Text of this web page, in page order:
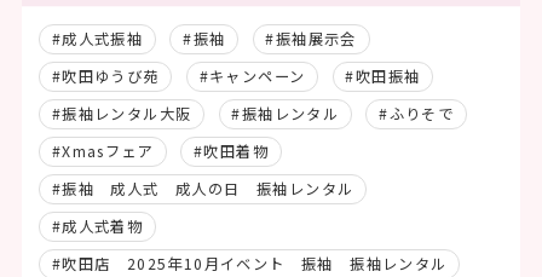
#成人式振袖 #振袖
#振袖展示会
#吹田ゆうび苑
#キャンペーン
#吹田振袖
#振袖レンタル大阪
#振袖レンタル
#ふりそで
#Xmasフェア
#吹田着物
#振袖 成人式 成人の日 振袖レンタル
#成人式着物
#吹田店 2025年10月イベント 振袖 振袖レンタル